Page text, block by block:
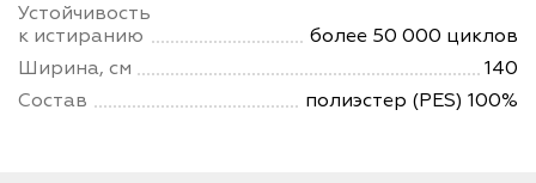
Устойчивость
к истиранию
более 50 000 циклов
Ширина, см
140
Состав
полиэстер (PES) 100%